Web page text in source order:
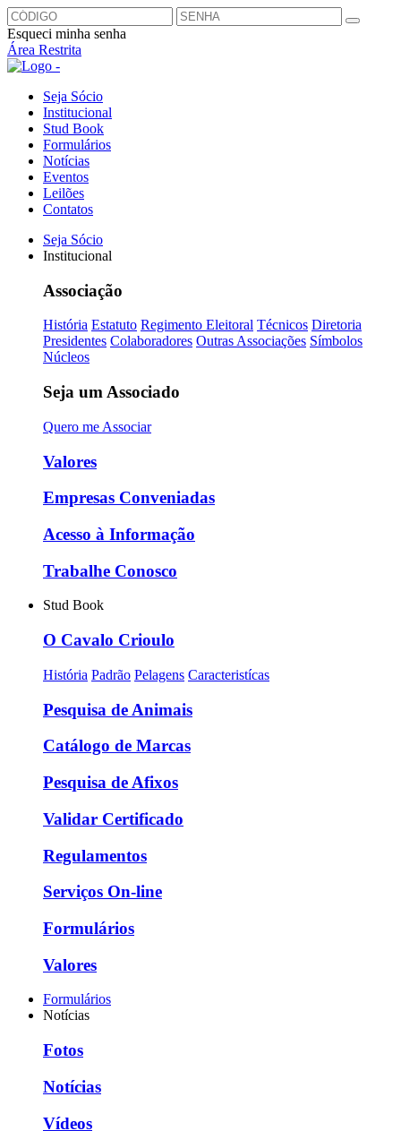
Esqueci minha senha
Área Restrita
Seja Sócio
Institucional
Stud Book
Formulários
Notícias
Eventos
Leilões
Contatos
Seja Sócio
Institucional
Associação
História Estatuto Regimento Eleitoral Técnicos Diretoria
Presidentes Colaboradores Outras Associações Símbolos
Núcleos
Seja um Associado
Quero me Associar
Valores
Empresas Conveniadas
Acesso à Informação
Trabalhe Conosco
Stud Book
O Cavalo Crioulo
História Padrão Pelagens Caracteristícas
Pesquisa de Animais
Catálogo de Marcas
Pesquisa de Afixos
Validar Certificado
Regulamentos
Serviços On-line
Formulários
Valores
Formulários
Notícias
Fotos
Notícias
Vídeos